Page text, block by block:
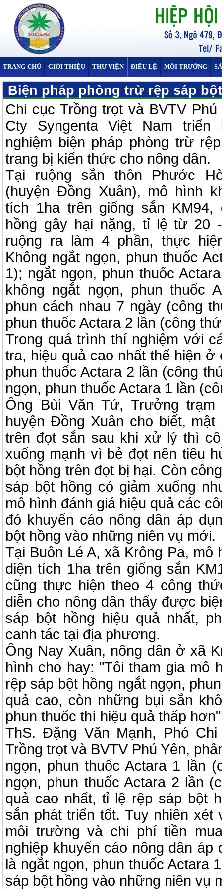
TRANG CHỦ GIỚI THIỆU THƯ VIỆN ĐIỀU LỆ MÔI TRƯỜNG
Biện pháp phòng trừ rệp sáp
Chi cục Trồng trọt và BVTV
Cty Syngenta Việt Nam
nghiệm biện pháp phòng trừ
trang bị kiến thức cho nông dân.
Tại ruộng sắn thôn Phước
(huyện Đồng Xuân), mô hình
tích 1ha trên giống sắn
hồng gây hại nặng, tỉ lệ từ 20
ruộng ra làm 4 phần, thực
Không ngắt ngọn, phun thuốc
1); ngắt ngọn, phun thuốc
không ngắt ngọn, phun thuốc
phun cách nhau 7 ngày (công
phun thuốc Actara 2 lần (công
Trong quá trình thí nghiệm với
tra, hiệu quả cao nhất thể hiện ở
phun thuốc Actara 2 lần (công
ngọn, phun thuốc Actara 1 lần
Ông Bùi Văn Tứ, Trưởng trạm
huyện Đồng Xuân cho biết,
trên đọt sắn sau khi xử lý thì
xuống mạnh vì bẻ đọt nên tiêu
bột hồng trên đọt bị hại. Còn
sáp bột hồng có giảm xuống
mô hình đánh giá hiệu quả các
đó khuyến cáo nông dân áp
bột hồng vào những niên vụ mới.
Tại Buôn Lé A, xã Krông Pa, mô
diện tích 1ha trên giống sắn
cũng thực hiện theo 4 công
diễn cho nông dân thấy được
sáp bột hồng hiệu quả nhất,
canh tác tại địa phương.
Ông Nay Xuân, nông dân ở xã
hình cho hay: "Tôi tham gia mô
rệp sáp bột hồng ngắt ngọn,
quả cao, còn những bụi sắn
phun thuốc thì hiệu quả thấp
ThS. Đặng Văn Mạnh, Phó
Trồng trọt và BVTV Phú Yên,
ngọn, phun thuốc Actara 1 lần
ngọn, phun thuốc Actara 2 lần
quả cao nhất, tỉ lệ rệp sáp bột
sắn phát triển tốt. Tuy nhiên
môi trường và chi phí tiền
nghiệp khuyến cáo nông dân áp
là ngắt ngọn, phun thuốc Actara
sáp bột hồng vào những niên vụ